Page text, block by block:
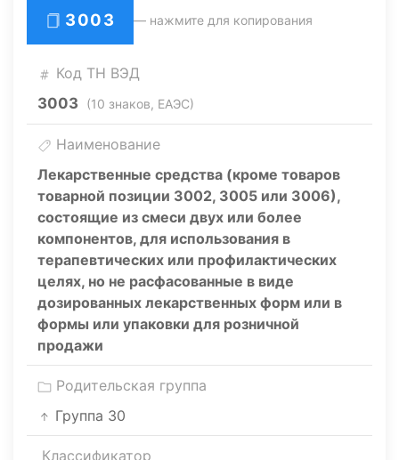
3003 — нажмите для копирования
Код ТН ВЭД
3003
(10 знаков, ЕАЭС)
Наименование
Лекарственные средства (кроме товаров
товарной позиции 3002, 3005 или 3006),
состоящие из смеси двух или более
компонентов, для использования в
терапевтических или профилактических
целях, но не расфасованные в виде
дозированных лекарственных форм или в
формы или упаковки для розничной
продажи
Родительская группа
Группа 30
Классификатор